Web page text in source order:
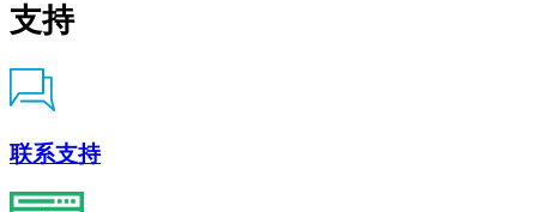
支持
联系支持